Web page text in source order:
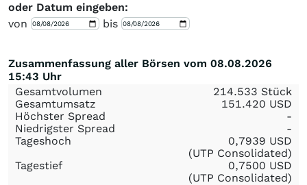
oder Datum eingeben:
von
bis
Zusammenfassung aller Börsen vom 08.08.2026
15:43 Uhr
Gesamtvolumen
214.533 Stück
Gesamtumsatz
151.420 USD
Höchster Spread
-
Niedrigster Spread
-
Tageshoch
0,7939 USD
(UTP Consolidated)
Tagestief
0,7500 USD
(UTP Consolidated)